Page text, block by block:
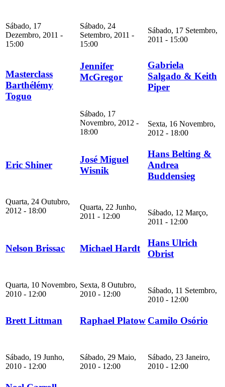
Sábado, 17
Dezembro, 2011 -
15:00
Sábado, 24
Setembro, 2011 -
15:00
Sábado, 17 Setembro,
2011 - 15:00
Masterclass
Barthélémy
Toguo
Jennifer
McGregor
Sábado, 17
Novembro, 2012 -
18:00
Gabriela
Salgado & Keith
Piper
Sexta, 16 Novembro,
2012 - 18:00
Eric Shiner
Quarta, 24 Outubro,
2012 - 18:00
José Miguel
Wisnik
Quarta, 22 Junho,
2011 - 12:00
Hans Belting &
Andrea
Buddensieg
Sábado, 12 Março,
2011 - 12:00
Nelson Brissac
Quarta, 10 Novembro,
2010 - 12:00
Michael Hardt
Sexta, 8 Outubro,
2010 - 12:00
Hans Ulrich
Obrist
Sábado, 11 Setembro,
2010 - 12:00
Brett Littman
Sábado, 19 Junho,
2010 - 12:00
Raphael Platow
Sábado, 29 Maio,
2010 - 12:00
Camilo Osório
Sábado, 23 Janeiro,
2010 - 12:00